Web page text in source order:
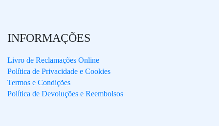
INFORMAÇÕES
Livro de Reclamações Online
Política de Privacidade e Cookies
Termos e Condições
Política de Devoluções e Reembolsos